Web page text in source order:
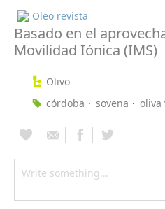
Oleo revista
Basado en el
Movilidad Iónica (IMS)
Olivo
córdoba
sovena oliva